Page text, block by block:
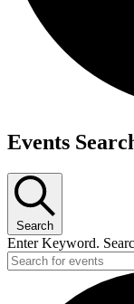
Events
Search
Enter Keyword.